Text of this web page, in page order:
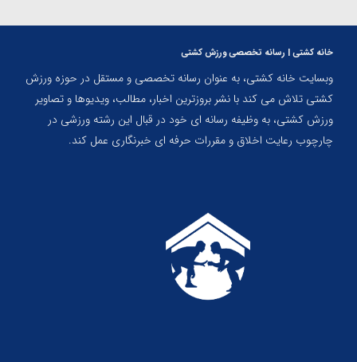
خانه کشتی | رسانه تخصصی ورزش کشتی
وبسایت خانه کشتی، به عنوان رسانه تخصصی و مستقل در حوزه ورزش
کشتی تلاش می کند با نشر بروزترین اخبار، مطالب، ویدیوها و تصاویر
ورزش کشتی، به وظیفه رسانه ای خود در قبال این رشته ورزشی در
چارچوب رعایت اخلاق و مقررات حرفه ای خبرنگاری عمل کند.